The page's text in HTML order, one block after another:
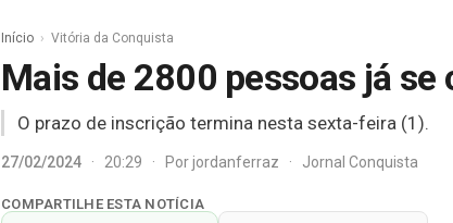
Início Vitória da Conquista
Mais de 2800 pessoas já
O prazo de inscrição termina nesta sexta-feira (1).
27/02/2024 · 20:29 · Porjordanferraz · Jornal Conquista
COMPARTILHE ESTA NOTÍCIA